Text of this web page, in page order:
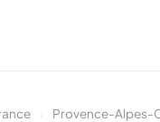
Provence-Alpes-